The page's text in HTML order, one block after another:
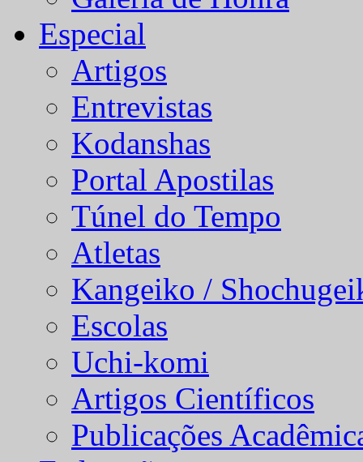
Especial
Artigos
Entrevistas
Kodanshas
Portal Apostilas
Túnel do Tempo
Atletas
Kangeiko /
Escolas
Uchi-komi
Artigos Científicos
Publicações